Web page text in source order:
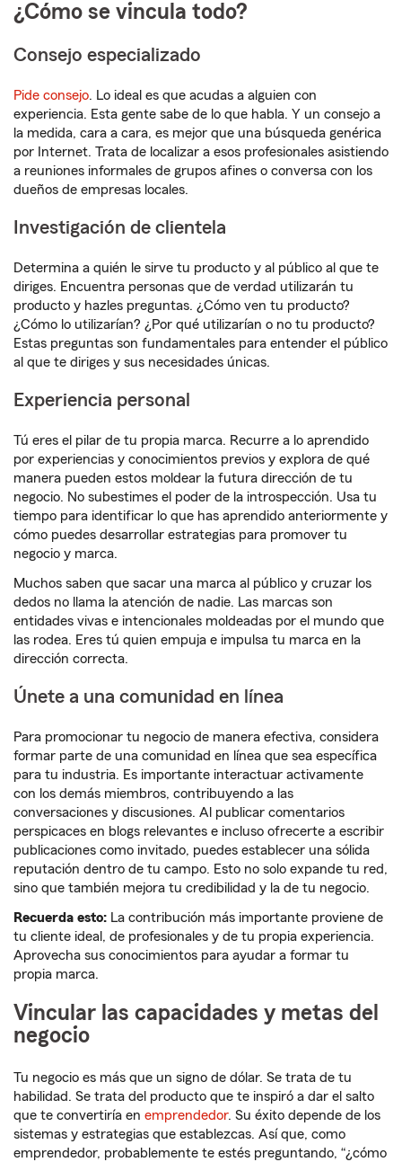
¿Cómo se vincula todo?
Consejo especializado
Pide consejo. Lo ideal es que acudas a alguien con
experiencia. Esta gente sabe de lo que habla. Y un consejo a
la medida, cara a cara, es mejor que una búsqueda genérica
por Internet. Trata de localizar a esos profesionales asistiendo
a reuniones informales de grupos afines o conversa con los
dueños de empresas locales.
Investigación de clientela
Determina a quién le sirve tu producto y al público al que te
diriges. Encuentra personas que de verdad utilizarán tu
producto y hazles preguntas. ¿Cómo ven tu producto?
¿Cómo lo utilizarían? ¿Por qué utilizarían o no tu producto?
Estas preguntas son fundamentales para entender el público
al que te diriges y sus necesidades únicas.
Experiencia personal
Tú eres el pilar de tu propia marca. Recurre a lo aprendido
por experiencias y conocimientos previos y explora de qué
manera pueden estos moldear la futura dirección de tu
negocio. No subestimes el poder de la introspección. Usa tu
tiempo para identificar lo que has aprendido anteriormente y
cómo puedes desarrollar estrategias para promover tu
negocio y marca.
Muchos saben que sacar una marca al público y cruzar los
dedos no llama la atención de nadie. Las marcas son
entidades vivas e intencionales moldeadas por el mundo que
las rodea. Eres tú quien empuja e impulsa tu marca en la
dirección correcta.
Únete a una comunidad en línea
Para promocionar tu negocio de manera efectiva, considera
formar parte de una comunidad en línea que sea específica
para tu industria. Es importante interactuar activamente
con los demás miembros, contribuyendo a las
conversaciones y discusiones. Al publicar comentarios
perspicaces en blogs relevantes e incluso ofrecerte a escribir
publicaciones como invitado, puedes establecer una sólida
reputación dentro de tu campo. Esto no solo expande tu red,
sino que también mejora tu credibilidad y la de tu negocio.
Recuerda esto: La contribución más importante proviene de
tu cliente ideal, de profesionales y de tu propia experiencia.
Aprovecha sus conocimientos para ayudar a formar tu
propia marca.
Vincular las capacidades y metas del
negocio
Tu negocio es más que un signo de dólar. Se trata de tu
habilidad. Se trata del producto que te inspiró a dar el salto
que te convertiría en emprendedor. Su éxito depende de los
sistemas y estrategias que establezcas. Así que, como
emprendedor, probablemente te estés preguntando, “¿cómo